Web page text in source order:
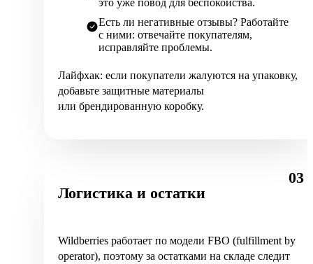
Есть ли негативные отзывы? Работайте
с ними: отвечайте покупателям,
исправляйте проблемы.
Лайфхак: если покупатели жалуются на упаковку,
добавьте защитные материалы
или брендированную коробку.
03
Логистика и остатки
Wildberries работает по модели FBO (fulfillment by
operator), поэтому за остатками на складе следит